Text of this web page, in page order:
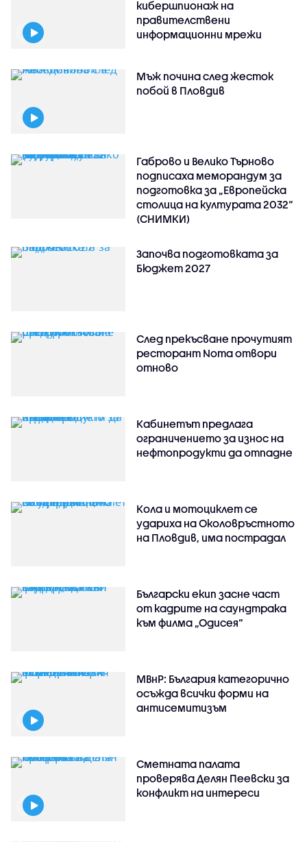
кибершпионаж на
правителствени
информационни мрежи
Мъж почина след жесток
побой в Пловдив
Габрово и Велико Търново
подписаха меморандум за
подготовка за „Европейска
столица на културата 2032“
(СНИМКИ)
Започва подготовката за
Бюджет 2027
След прекъсване прочутият
ресторант Noma отвори
отново
Кабинетът предлага
ограничението за износ на
нефтопродукти да отпадне
Кола и мотоциклет се
удариха на Околовръстното
на Пловдив, има пострадал
Български екип засне част
от кадрите на саундтрака
към филма „Одисея“
МВнР: България категорично
осъжда всички форми на
антисемитизъм
Сметната палата
проверява Делян Пеевски за
конфликт на интереси